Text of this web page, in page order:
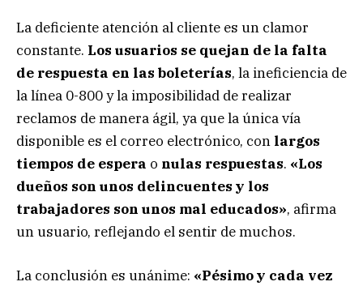
La deficiente atención al cliente es un clamor
constante. Los usuarios se quejan de la falta
de respuesta en las boleterías, la ineficiencia de
la línea 0-800 y la imposibilidad de realizar
reclamos de manera ágil, ya que la única vía
disponible es el correo electrónico, con largos
tiempos de espera o nulas respuestas. «Los
dueños son unos delincuentes y los
trabajadores son unos mal educados», afirma
un usuario, reflejando el sentir de muchos.
La conclusión es unánime: «Pésimo y cada vez